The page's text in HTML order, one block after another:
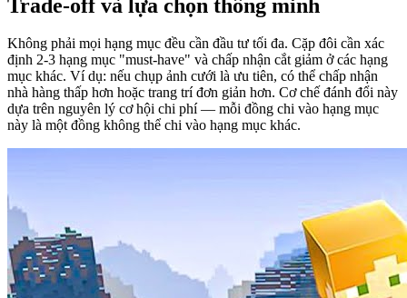
Trade-off và lựa chọn thông minh
Không phải mọi hạng mục đều cần đầu tư tối đa. Cặp đôi cần xác
định 2-3 hạng mục "must-have" và chấp nhận cắt giảm ở các hạng
mục khác. Ví dụ: nếu chụp ảnh cưới là ưu tiên, có thể chấp nhận
nhà hàng thấp hơn hoặc trang trí đơn giản hơn. Cơ chế đánh đổi này
dựa trên nguyên lý cơ hội chi phí — mỗi đồng chi vào hạng mục
này là một đồng không thể chi vào hạng mục khác.